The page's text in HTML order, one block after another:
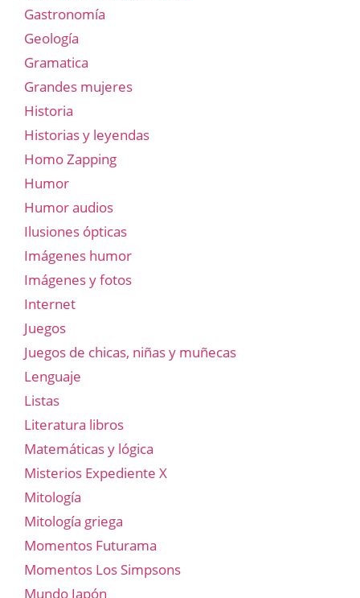
Gastronomía
Geología
Gramatica
Grandes mujeres
Historia
Historias y leyendas
Homo Zapping
Humor
Humor audios
Ilusiones ópticas
Imágenes humor
Imágenes y fotos
Internet
Juegos
Juegos de chicas, niñas y muñecas
Lenguaje
Listas
Literatura libros
Matemáticas y lógica
Misterios Expediente X
Mitología
Mitología griega
Momentos Futurama
Momentos Los Simpsons
Mundo Japón